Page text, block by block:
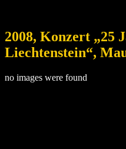
2008, Konzert „25
Liechtenstein“,
no images were found